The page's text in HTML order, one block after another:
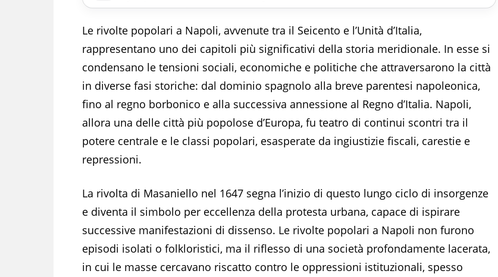
Le rivolte popolari a Napoli, avvenute tra il Seicento e l’Unità d’Italia,
rappresentano uno dei capitoli più significativi della storia meridionale. In esse si
condensano le tensioni sociali, economiche e politiche che attraversarono la città
in diverse fasi storiche: dal dominio spagnolo alla breve parentesi napoleonica,
fino al regno borbonico e alla successiva annessione al Regno d’Italia. Napoli,
allora una delle città più popolose d’Europa, fu teatro di continui scontri tra il
potere centrale e le classi popolari, esasperate da ingiustizie fiscali, carestie e
repressioni.
La rivolta di Masaniello nel 1647 segna l’inizio di questo lungo ciclo di insorgenze
e diventa il simbolo per eccellenza della protesta urbana, capace di ispirare
successive manifestazioni di dissenso. Le rivolte popolari a Napoli non furono
episodi isolati o folkloristici, ma il riflesso di una società profondamente lacerata,
in cui le masse cercavano riscatto contro le oppressioni istituzionali, spesso